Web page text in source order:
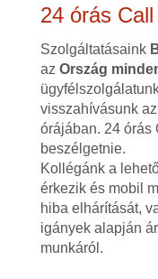
24 órás
Szolgáltatásaink
az Ország
visszahívásunk
órájában. 24 órás
beszélgetnie.
Kollégánk a
érkezik és mobil
hiba elhárítását,
igányek alapján
munkáról.